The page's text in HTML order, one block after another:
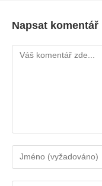
Napsat komentář